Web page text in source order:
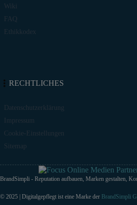
Wiki
FAQ
Ethikkodex
RECHTLICHES
Datenschutzerklärung
Impressum
Cookie-Einstellungen
Sitemap
BrandSimpli - Reputation aufbauen, Marken gestalten,
© 2025 | Digitalgepflegt ist eine Marke der BrandSimpli